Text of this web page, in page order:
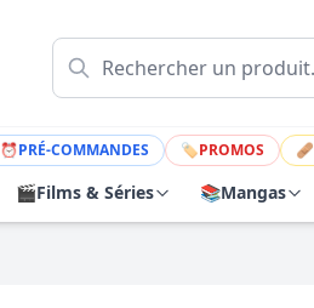
⏰PRÉ-COMMANDES 🏷PROMOS 🩹
🎬Films & Séries 📚Mangas